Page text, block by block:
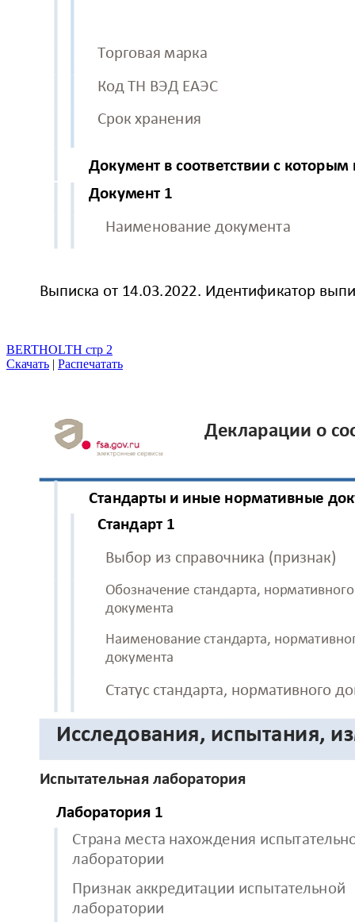
BERTHOLTH стр 2
Скачать | Распечатать